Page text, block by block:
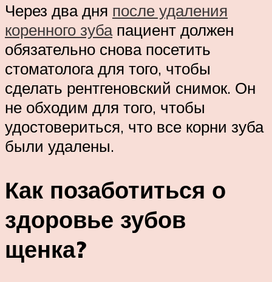
Через два дня после удаления
коренного зубапациент должен
обязательно снова посетить
стоматолога для того, чтобы
сделать рентгеновский снимок. Он
не обходим для того, чтобы
удостовериться, что все корни зуба
были удалены.
Как позаботиться о
здоровье зубов
щенка?